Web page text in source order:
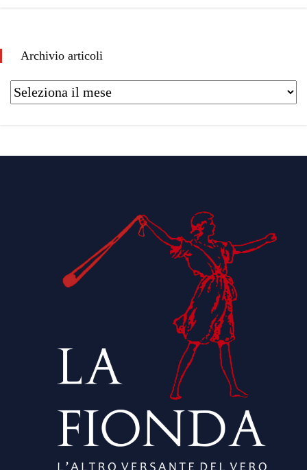
Archivio articoli